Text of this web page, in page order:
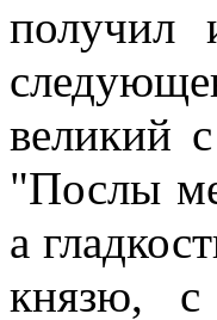
получил
великий
"Послы
а
князю,